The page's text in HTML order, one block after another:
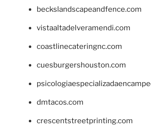
beckslandscapeandfence.com
vistaaltadelveramendi.com
coastlinecateringnc.com
cuesburgershouston.com
dmtacos.com
crescentstreetprinting.com